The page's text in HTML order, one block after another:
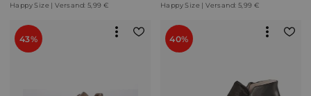
Happy Size | Versand: 5,99 €
Happy Size | Versand: 5,99 €
43% 40%